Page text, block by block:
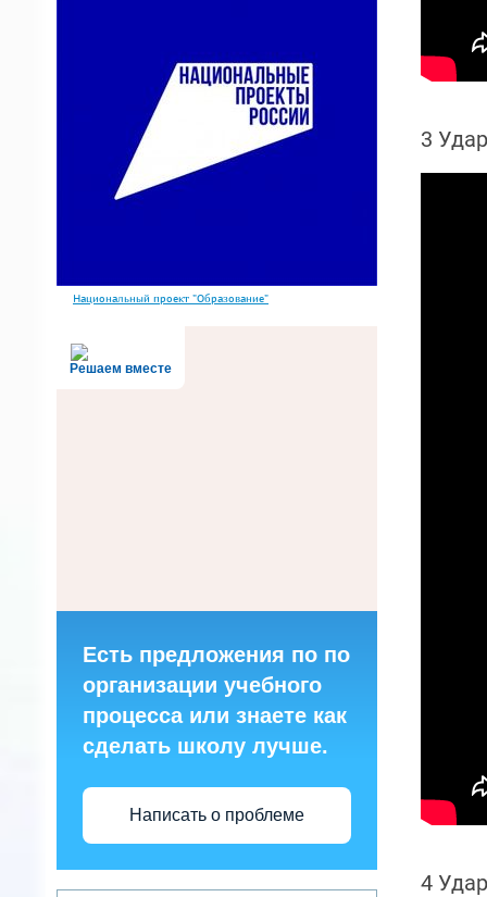
Национальный проект "Образование"
Решаем вместе
Есть предложения по по
организации учебного
процесса или знаете как
сделать школу лучше.
Написать о проблеме
3 Удар
4 Удар